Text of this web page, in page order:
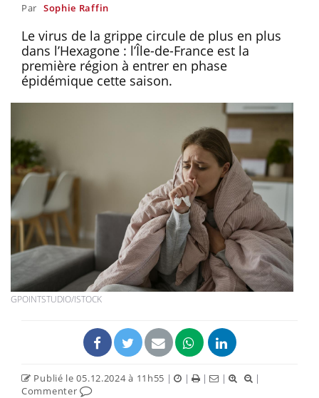
Par Sophie Raffin
Le virus de la grippe circule de plus en plus
dans l’Hexagone : l’Île-de-France est la
première région à entrer en phase
épidémique cette saison.
GPOINTSTUDIO/ISTOCK
Publié le 05.12.2024 à 11h55 | | | |
|
Commenter